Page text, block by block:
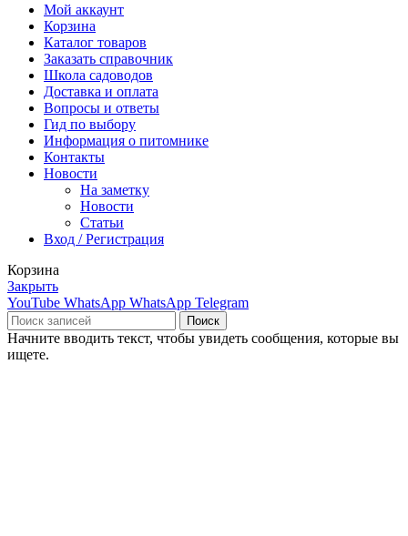
Мой аккаунт
Корзина
Каталог товаров
Заказать справочник
Школа садоводов
Доставка и оплата
Вопросы и ответы
Гид по выбору
Информация о питомнике
Контакты
Новости
На заметку
Новости
Статьи
Вход / Регистрация
Корзина
Закрыть
YouTube WhatsApp WhatsApp Telegram
Поиск
Начните вводить текст, чтобы увидеть сообщения, которые вы
ищете.